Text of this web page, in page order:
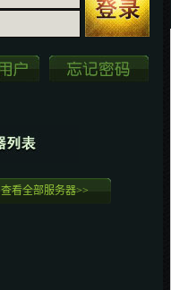
查看全部服务器>>